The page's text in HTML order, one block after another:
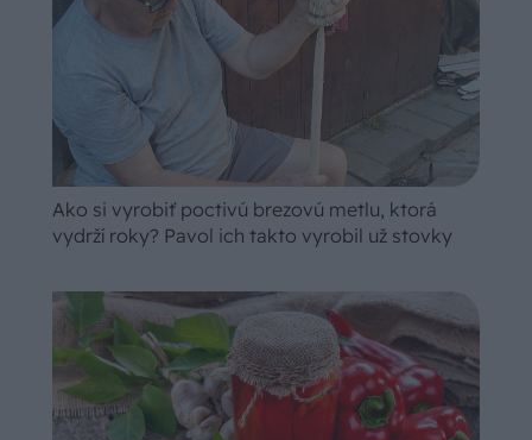
Ako si vyrobiť poctivú brezovú metlu, ktorá
vydrží roky? Pavol ich takto vyrobil už stovky